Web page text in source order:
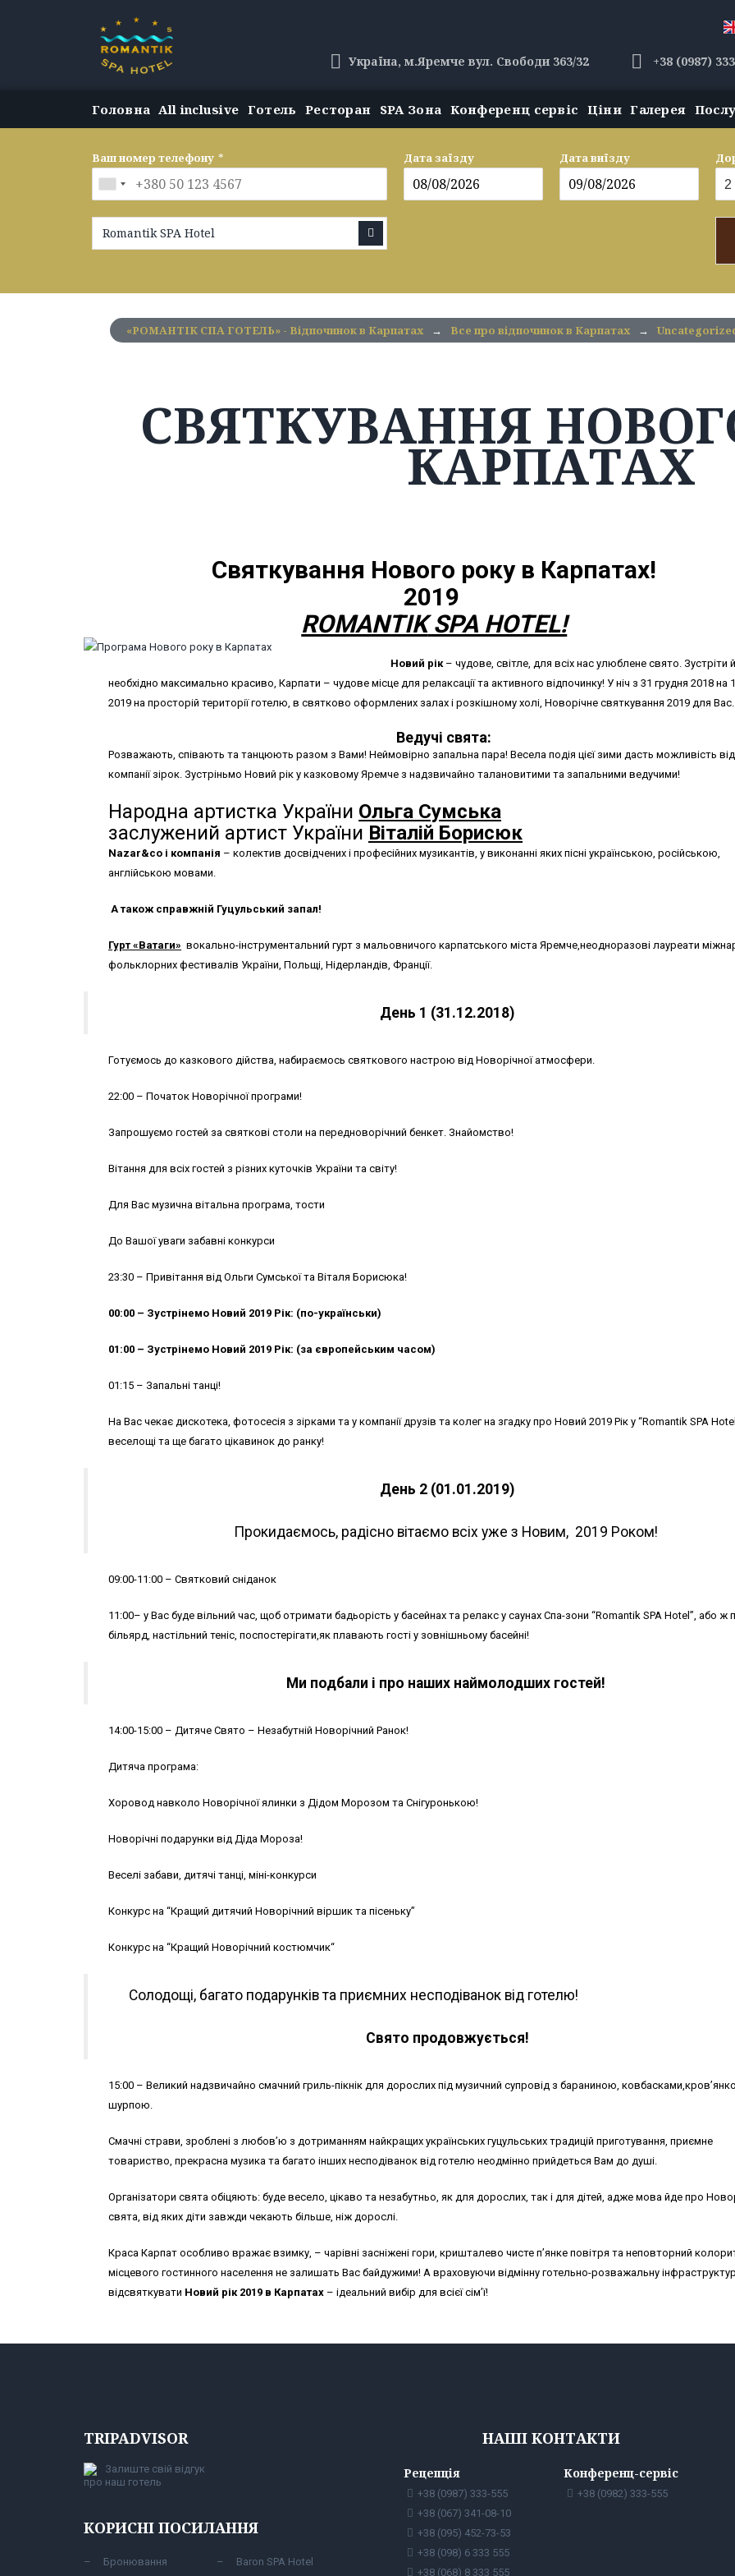
Україна, м.Яремче вул. Свободи 363/32 +38 (0987)
Головна All inclusive Готель Ресторан SPA Зона Конференц сервіс Ціни Галерея
Ваш номер телефону *
Romantik SPA Hotel
Дата заїзду Дата виїзду
«РОМАНТІК СПА ГОТЕЛЬ» - Відпочинок в Карпатах → Все про відпочинок в Карпатах →
СВЯТКУВАННЯ
КАРПАТАХ
Святкування Нового року в Карпатах!
2019
ROMANTIKSPA HOTEL!
Новий рік– чудове, світле, для всіх нас улюблене свято. Зустріти
необхідно максимально красиво, Карпати – чудове місце для релаксації та активного відпочинку! У ніч з 31 грудня 2018 на 1
2019 на просторій території готелю, в святково оформлених залах і розкішному холі, Новорічне святкування 2019 для Вас.
Ведучі свята:
Розважають, співають та танцюють разом з Вами! Неймовірно запальна пара! Весела подія цієї зими дасть можливість
компанії зірок. Зустріньмо Новий рік у казковому Яремче з надзвичайно талановитими та запальними ведучими!
Народна артистка України Ольга Сумська
заслужений артист України Віталій Борисюк
Nazar&co і компанія – колектив досвідчених і професійних музикантів, у виконанні яких пісні українською, російською,
англійською мовами.
А також справжній Гуцульський запал!
Гурт «Ватаги» вокально-інструментальний гурт з мальовничого карпатського міста Яремче,неодноразові лауреати
фольклорних фестивалів України, Польщі, Нідерландів, Франції.
День 1 (31.12.2018)
Готуємось до казкового дійства, набираємось святкового настрою від Новорічної атмосфери.
22:00 – Початок Новорічної програми!
Запрошуємо гостей за святкові столи на передноворічний бенкет. Знайомство!
Вітання для всіх гостей з різних куточків України та світу!
Для Вас музична вітальна програма, тости
До Вашої уваги забавні конкурси
23:30 – Привітання від Ольги Сумської та Віталя Борисюка!
00:00 – Зустрінемо Новий 2019 Рік: (по-українськи)
01:00 – Зустрінемо Новий 2019 Рік: (за європейським часом)
01:15 – Запальні танці!
На Вас чекає дискотека, фотосесія з зірками та у компанії друзів та колег на згадку про Новий 2019 Рік у “Romantik SPA
веселощі та ще багато цікавинок до ранку!
День 2 (01.01.2019)
Прокидаємось, радісно вітаємо всіх уже з Новим, 2019 Роком!
09:00-11:00 – Святковий сніданок
11:00– у Вас буде вільний час, щоб отримати бадьорість у басейнах та релакс у саунах Спа-зони “Romantik SPA Hotel”, або ж
більярд, настільний теніс, поспостерігати,як плавають гості у зовнішньому басейні!
Ми подбали і про наших наймолодших гостей!
14:00-15:00 – Дитяче Свято – Незабутній Новорічний Ранок!
Дитяча програма:
Хоровод навколо Новорічної ялинки з Дідом Морозом та Снігуронькою!
Новорічні подарунки від Діда Мороза!
Веселі забави, дитячі танці, міні-конкурси
Конкурс на “Кращий дитячий Новорічний віршик та пісеньку”
Конкурс на “Кращий Новорічний костюмчик“
Солодощі, багато подарунків та приємних несподіванок від готелю!
Свято продовжується!
15:00 – Великий надзвичайно смачний гриль-пікнік для дорослих під музичний супровід з бараниною,
шурпою.
Смачні страви, зроблені з любов’ю з дотриманням найкращих українських гуцульських традицій приготування, приємне
товариство, прекрасна музика та багато інших несподіванок від готелю неодмінно прийдеться Вам до душі.
Організатори свята обіцяють: буде весело, цікаво та незабутньо, як для дорослих, так і для дітей, адже мова йде про
свята, від яких діти завжди чекають більше, ніж дорослі.
Краса Карпат особливо вражає взимку, – чарівні засніжені гори, кришталево чисте п’янке повітря та неповторний
місцевого гостинного населення не залишать Вас байдужими! А враховуючи відмінну готельно-розважальну
відсвяткувати Новий рік 2019 в Карпатах – ідеальний вибір для всієї сім’ї!
TRIPADVISOR
Залиште свій відгук
про наш готель
КОРИСНІ ПОСИЛАННЯ
Бронювання
Baron SPA Hotel
НАШІ КОНТАКТИ
Рецепція
+38 (0987) 333-555
+38 (067) 341-08-10
+38 (095) 452-73-53
+38 (098) 6 333 555
+38 (068) 8 333 555
Конференц-сервіс
+38 (0982) 333-555